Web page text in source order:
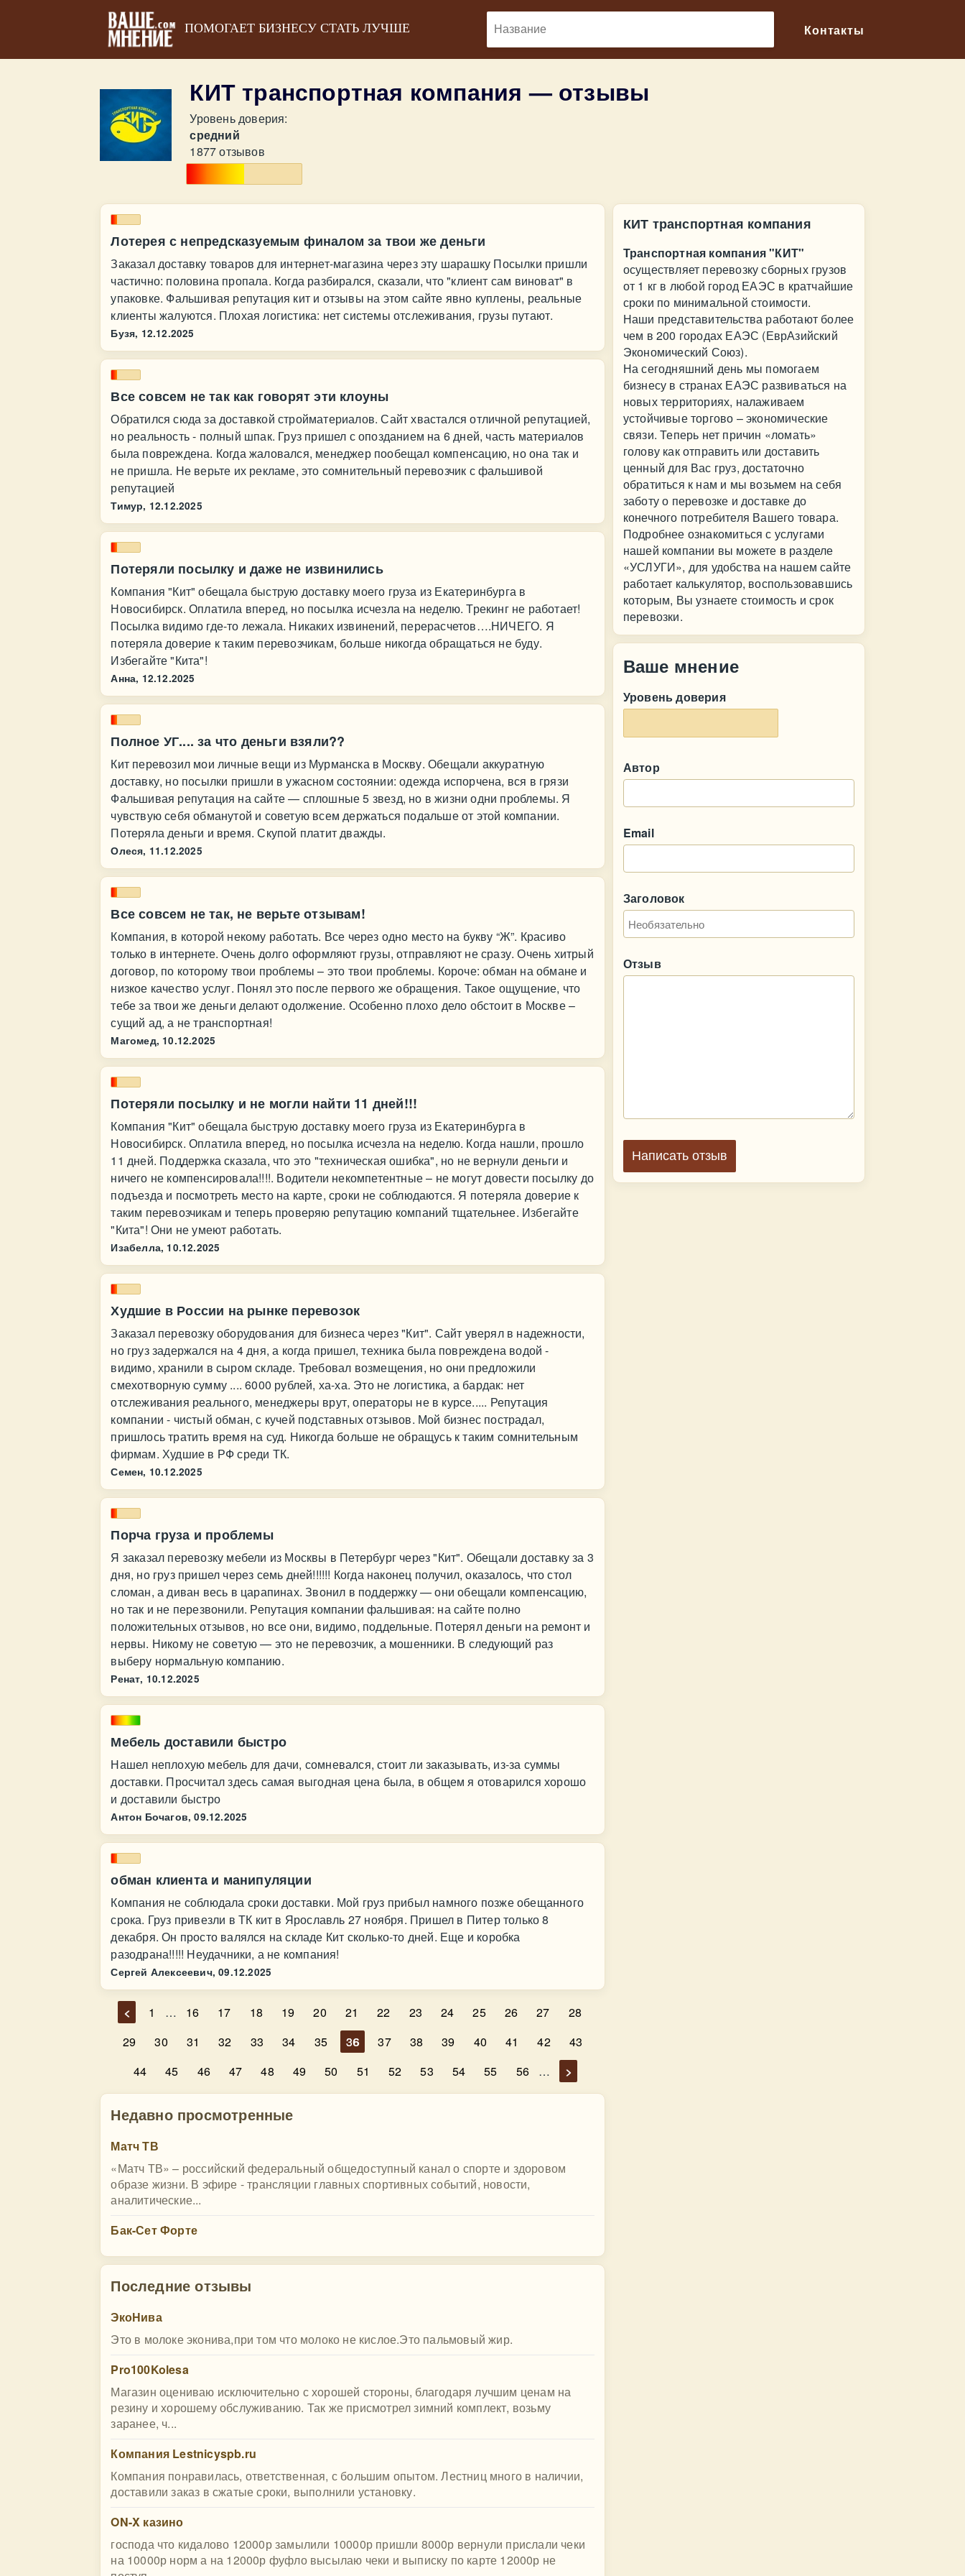
ПОМОГАЕТ БИЗНЕСУ СТАТЬ ЛУЧШЕ Контакты
КИТ транспортная компания — отзывы
Уровень доверия:
средний
1877 отзывов
Лотерея с непредсказуемым финалом за твои же деньги
Заказал доставку товаров для интернет-магазина через эту шарашку Посылки пришли
частично: половина пропала. Когда разбирался, сказали, что "клиент сам виноват" в
упаковке. Фальшивая репутация кит и отзывы на этом сайте явно куплены, реальные
клиенты жалуются. Плохая логистика: нет системы отслеживания, грузы путают.
Бузя, 12.12.2025
Все совсем не так как говорят эти клоуны
Обратился сюда за доставкой стройматериалов. Сайт хвастался отличной репутацией,
но реальность - полный шпак. Груз пришел с опозданием на 6 дней, часть материалов
была повреждена. Когда жаловался, менеджер пообещал компенсацию, но она так и
не пришла. Не верьте их рекламе, это сомнительный перевозчик с фальшивой
репутацией
Тимур, 12.12.2025
Потеряли посылку и даже не извинились
Компания "Кит" обещала быструю доставку моего груза из Екатеринбурга в
Новосибирск. Оплатила вперед, но посылка исчезла на неделю. Трекинг не работает!
Посылка видимо где-то лежала. Никаких извинений, перерасчетов….НИЧЕГО. Я
потеряла доверие к таким перевозчикам, больше никогда обращаться не буду.
Избегайте "Кита"!
Анна, 12.12.2025
Полное УГ.... за что деньги взяли??
Кит перевозил мои личные вещи из Мурманска в Москву. Обещали аккуратную
доставку, но посылки пришли в ужасном состоянии: одежда испорчена, вся в грязи
Фальшивая репутация на сайте — сплошные 5 звезд, но в жизни одни проблемы. Я
чувствую себя обманутой и советую всем держаться подальше от этой компании.
Потеряла деньги и время. Скупой платит дважды.
Олеся, 11.12.2025
Все совсем не так, не верьте отзывам!
Компания, в которой некому работать. Все через одно место на букву “Ж”. Красиво
только в интернете. Очень долго оформляют грузы, отправляют не сразу. Очень хитрый
договор, по которому твои проблемы – это твои проблемы. Короче: обман на обмане и
низкое качество услуг. Понял это после первого же обращения. Такое ощущение, что
тебе за твои же деньги делают одолжение. Особенно плохо дело обстоит в Москве –
сущий ад, а не транспортная!
Магомед, 10.12.2025
Потеряли посылку и не могли найти 11 дней!!!
Компания "Кит" обещала быструю доставку моего груза из Екатеринбурга в
Новосибирск. Оплатила вперед, но посылка исчезла на неделю. Когда нашли, прошло
11 дней. Поддержка сказала, что это "техническая ошибка", но не вернули деньги и
ничего не компенсировала!!!!. Водители некомпетентные – не могут довести посылку до
подъезда и посмотреть место на карте, сроки не соблюдаются. Я потеряла доверие к
таким перевозчикам и теперь проверяю репутацию компаний тщательнее. Избегайте
"Кита"! Они не умеют работать.
Изабелла, 10.12.2025
Худшие в России на рынке перевозок
Заказал перевозку оборудования для бизнеса через "Кит". Сайт уверял в надежности,
но груз задержался на 4 дня, а когда пришел, техника была повреждена водой -
видимо, хранили в сыром складе. Требовал возмещения, но они предложили
смехотворную сумму .... 6000 рублей, ха-ха. Это не логистика, а бардак: нет
отслеживания реального, менеджеры врут, операторы не в курсе..... Репутация
компании - чистый обман, с кучей подставных отзывов. Мой бизнес пострадал,
пришлось тратить время на суд. Никогда больше не обращусь к таким сомнительным
фирмам. Худшие в РФ среди ТК.
Семен, 10.12.2025
Порча груза и проблемы
Я заказал перевозку мебели из Москвы в Петербург через "Кит". Обещали доставку за 3
дня, но груз пришел через семь дней!!!!!! Когда наконец получил, оказалось, что стол
сломан, а диван весь в царапинах. Звонил в поддержку — они обещали компенсацию,
но так и не перезвонили. Репутация компании фальшивая: на сайте полно
положительных отзывов, но все они, видимо, поддельные. Потерял деньги на ремонт и
нервы. Никому не советую — это не перевозчик, а мошенники. В следующий раз
выберу нормальную компанию.
Ренат, 10.12.2025
Мебель доставили быстро
Нашел неплохую мебель для дачи, сомневался, стоит ли заказывать, из-за суммы
доставки. Просчитал здесь самая выгодная цена была, в общем я отоварился хорошо
и доставили быстро
Антон Бочагов, 09.12.2025
обман клиента и манипуляции
Компания не соблюдала сроки доставки. Мой груз прибыл намного позже обещанного
срока. Груз привезли в ТК кит в Ярославль 27 ноября. Пришел в Питер только 8
декабря. Он просто валялся на складе Кит сколько-то дней. Еще и коробка
разодрана!!!!! Неудачники, а не компания!
Сергей Алексеевич, 09.12.2025
< 1 … 16 17 18 19 20 21 22 23 24 25 26 27
28
29
30 31 32 33 34 35 36 37 38 39 40 41 42
43
44
45 46 47 48 49 50 51 52 53 54 55 56 … >
Недавно просмотренные
Матч ТВ
«Матч ТВ» – российский федеральный общедоступный канал о спорте и здоровом
образе жизни. В эфире - трансляции главных спортивных событий, новости,
аналитические...
Бак-Сет Форте
Последние отзывы
ЭкоНива
Это в молоке эконива,при том что молоко не кислое.Это пальмовый жир.
Pro100Kolesa
Магазин оцениваю исключительно с хорошей стороны, благодаря лучшим ценам на
резину и хорошему обслуживанию. Так же присмотрел зимний комплект, возьму
заранее, ч...
Компания Lestnicyspb.ru
Компания понравилась, ответственная, с большим опытом. Лестниц много в наличии,
доставили заказ в сжатые сроки, выполнили установку.
ON-X казино
господа что кидалово 12000р замылили 10000р пришли 8000р вернули прислали чеки
на 10000р норм а на 12000р фуфло высылаю чеки и выписку по карте 12000р не
КИТ транспортная компания
Транспортная компания "КИТ"
осуществляет перевозку сборных грузов
от 1 кг в любой город ЕАЭС в кратчайшие
сроки по минимальной стоимости.
Наши представительства работают более
чем в 200 городах ЕАЭС (ЕврАзийский
Экономический Союз).
На сегодняшний день мы помогаем
бизнесу в странах ЕАЭС развиваться на
новых территориях, налаживаем
устойчивые торгово – экономические
связи. Теперь нет причин «ломать»
голову как отправить или доставить
ценный для Вас груз, достаточно
обратиться к нам и мы возьмем на себя
заботу о перевозке и доставке до
конечного потребителя Вашего товара.
Подробнее ознакомиться с услугами
нашей компании вы можете в разделе
«УСЛУГИ», для удобства на нашем сайте
работает калькулятор, воспользовавшись
которым, Вы узнаете стоимость и срок
перевозки.
Ваше мнение
Уровень доверия
Автор
Email
Заголовок
Отзыв
Написать отзыв